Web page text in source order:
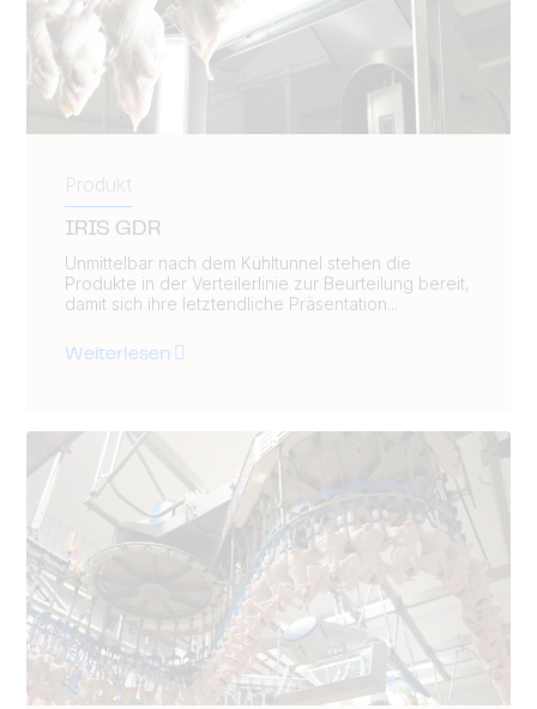
Produkt
IRIS GDR
Unmittelbar nach dem Kühltunnel stehen die
Produkte in der Verteilerlinie zur Beurteilung bereit,
damit sich ihre letztendliche Präsentation...
Weiterlesen